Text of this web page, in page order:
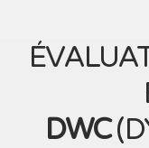
DWC(